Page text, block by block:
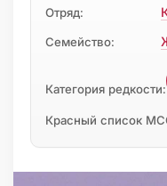
Отряд:
Семейство:
Категория редкости:
Красный список